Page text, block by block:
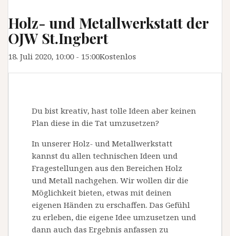
Holz- und Metallwerkstatt der
OJW St.Ingbert
18. Juli 2020, 10:00 - 15:00Kostenlos
Du bist kreativ, hast tolle Ideen aber keinen
Plan diese in die Tat umzusetzen?
In unserer Holz- und Metallwerkstatt
kannst du allen technischen Ideen und
Fragestellungen aus den Bereichen Holz
und Metall nachgehen. Wir wollen dir die
Möglichkeit bieten, etwas mit deinen
eigenen Händen zu erschaffen. Das Gefühl
zu erleben, die eigene Idee umzusetzen und
dann auch das Ergebnis anfassen zu